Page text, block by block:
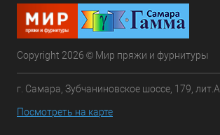
Copyright 2026 © Мир пряжи и фурнитуры
г. Самара, Зубчаниновское шоссе, 179, лит.А
Посмотреть на карте